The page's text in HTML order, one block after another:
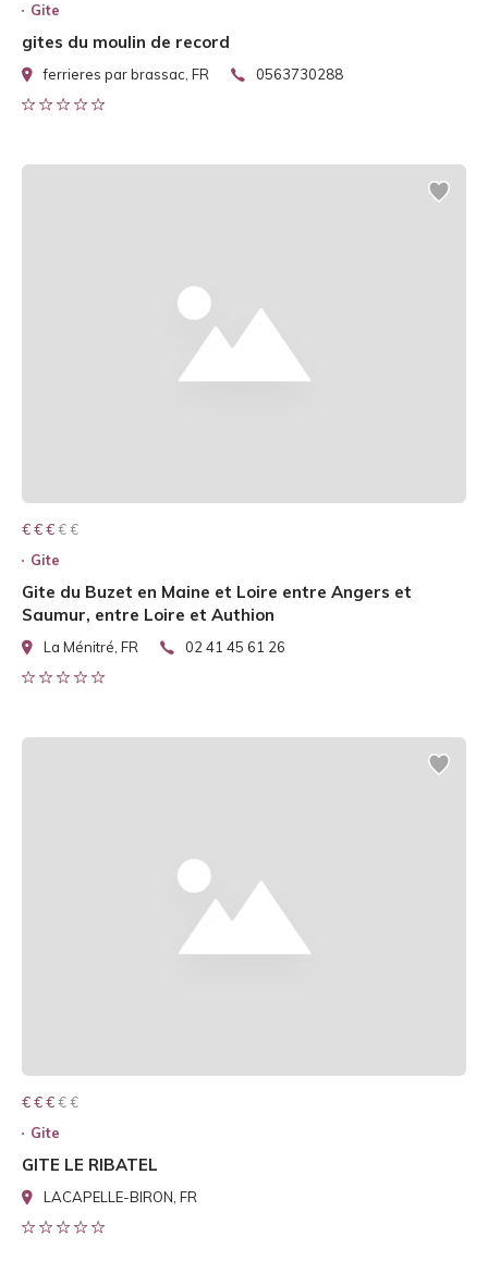
Gite
gites du moulin de record
ferrieres par brassac, FR 0563730288
€ € € € €
€ € €
Gite
Gite du Buzet en Maine et Loire entre Angers et
Saumur, entre Loire et Authion
La Ménitré, FR 02 41 45 61 26
€ € € € €
€ € €
Gite
GITE LE RIBATEL
LACAPELLE-BIRON, FR